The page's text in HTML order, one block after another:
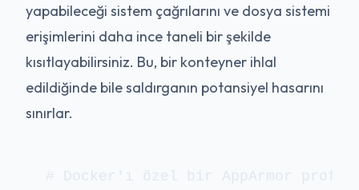
yapabileceği sistem çağrılarını ve dosya sistemi
erişimlerini daha ince taneli bir şekilde
kısıtlayabilirsiniz. Bu, bir konteyner ihlal
edildiğinde bile saldırganın potansiyel hasarını
sınırlar.